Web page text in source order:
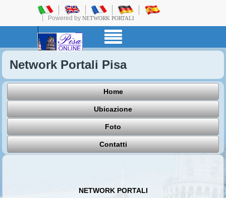
Powered by NETWORK PORTALI
Network Portali Pisa
Home
Ubicazione
Foto
Contatti
NETWORK PORTALI